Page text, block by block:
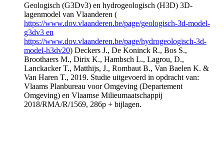
Geologisch (G3Dv3) en hydrogeologisch (H3D) 3D-
lagenmodel van Vlaanderen (
https://www.dov.vlaanderen.be/page/geologisch-3d-model-
g3dv3 en
https://www.dov.vlaanderen.be/page/hydrogeologisch-3d-
model-h3dv20) Deckers J., De Koninck R., Bos S.,
Broothaers M., Dirix K., Hambsch L., Lagrou, D.,
Lanckacker T., Matthijs, J., Rombaut B., Van Baelen K. &
Van Haren T., 2019. Studie uitgevoerd in opdracht van:
Vlaams Planbureau voor Omgeving (Departement
Omgeving) en Vlaamse Milieumaatschappij
2018/RMA/R/1569, 286p + bijlagen.